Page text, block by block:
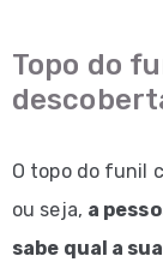
Topo do
O topo do funil
ou seja, a
sabe qual a